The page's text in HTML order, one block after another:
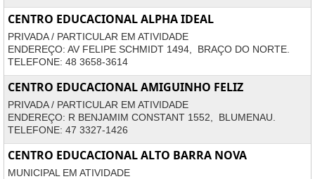
CENTRO EDUCACIONAL ALPHA IDEAL
PRIVADA / PARTICULAR EM ATIVIDADE
ENDEREÇO: AV FELIPE SCHMIDT 1494, BRAÇO DO NORTE.
TELEFONE: 48 3658-3614
CENTRO EDUCACIONAL AMIGUINHO FELIZ
PRIVADA / PARTICULAR EM ATIVIDADE
ENDEREÇO: R BENJAMIM CONSTANT 1552, BLUMENAU.
TELEFONE: 47 3327-1426
CENTRO EDUCACIONAL ALTO BARRA NOVA
MUNICIPAL EM ATIVIDADE